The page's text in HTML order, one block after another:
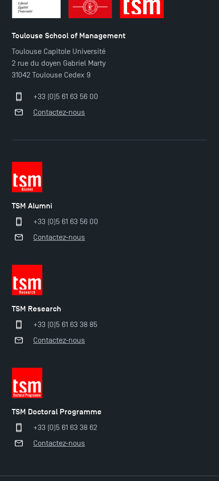
Ouverture des candidatures pour le Doctoral
Programme et le Master Finance en décembre
Ouverture des candidatures en Master pour 2024-
2025
Trouvez votre Master pour l’année 2024-2025
2024-2025 à TSM !
Les Masters de TSM récompensés au classement
Eduniversal
Mobilité sortante
Les meilleurs mémoires du M2 Comptabilité
Toulouse School of Management
Toulouse Capitole Université
2 rue du doyen Gabriel Marty
31042 Toulouse Cedex 9
+33 (0)5 61 63 56 00
Contactez-nous
TSM Alumni
+33 (0)5 61 63 56 00
Contactez-nous
TSM Research
+33 (0)5 61 63 38 85
Contactez-nous
TSM Doctoral Programme
+33 (0)5 61 63 38 62
Contactez-nous